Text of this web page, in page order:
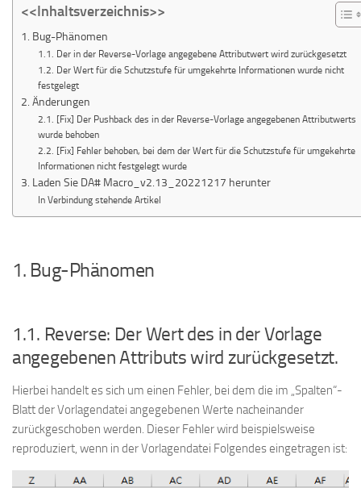
<<Inhaltsverzeichnis>>
1. Bug-Phänomen
1.1. Der in der Reverse-Vorlage angegebene Attributwert wird zurückgesetzt
1.2. Der Wert für die Schutzstufe für umgekehrte Informationen wurde nicht
festgelegt
2. Änderungen
2.1. [Fix] Der Pushback des in der Reverse-Vorlage angegebenen Attributwerts
wurde behoben
2.2. [Fix] Fehler behoben, bei dem der Wert für die Schutzstufe für umgekehrte
Informationen nicht festgelegt wurde
3. Laden Sie DA# Macro_v2.13_20221217 herunter
In Verbindung stehende Artikel
1. Bug-Phänomen
1.1. Reverse: Der Wert des in der Vorlage
angegebenen Attributs wird zurückgesetzt.
Hierbei handelt es sich um einen Fehler, bei dem die im „Spalten“-
Blatt der Vorlagendatei angegebenen Werte nacheinander
zurückgeschoben werden. Dieser Fehler wird beispielsweise
reproduziert, wenn in der Vorlagendatei Folgendes eingetragen ist: